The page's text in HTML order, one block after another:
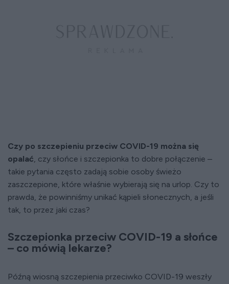
Czy po szczepieniu przeciw COVID-19 można się
opalać, czy słońce i szczepionka to dobre połączenie –
takie pytania często zadają sobie osoby świeżo
zaszczepione, które właśnie wybierają się na urlop. Czy to
prawda, że powinniśmy unikać kąpieli słonecznych, a jeśli
tak, to przez jaki czas?
Szczepionka przeciw COVID-19 a słońce
– co mówią lekarze?
Późną wiosną szczepienia przeciwko COVID-19 weszły